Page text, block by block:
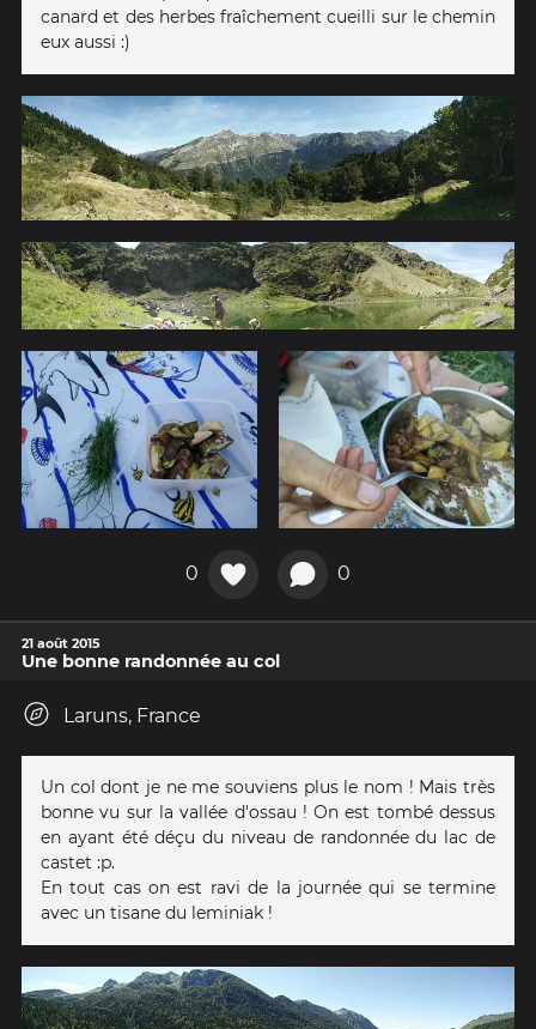
canard et des herbes fraîchement cueilli sur le chemin
eux aussi :)
0 0
21 août 2015
Une bonne randonnée au col
Laruns, France
Un col dont je ne me souviens plus le nom ! Mais très
bonne vu sur la vallée d'ossau ! On est tombé dessus
en ayant été déçu du niveau de randonnée du lac de
castet :p.
En tout cas on est ravi de la journée qui se termine
avec un tisane du leminiak !